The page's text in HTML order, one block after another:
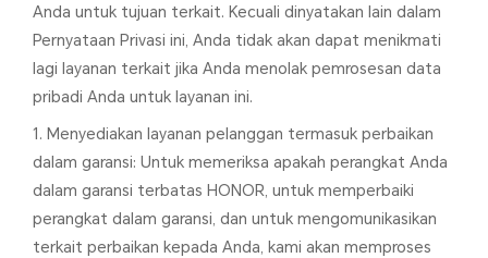
Anda untuk tujuan terkait. Kecuali dinyatakan lain dalam
Pernyataan Privasi ini, Anda tidak akan dapat menikmati
lagi layanan terkait jika Anda menolak pemrosesan data
pribadi Anda untuk layanan ini.
1. Menyediakan layanan pelanggan termasuk perbaikan
dalam garansi: Untuk memeriksa apakah perangkat Anda
dalam garansi terbatas HONOR, untuk memperbaiki
perangkat dalam garansi, dan untuk mengomunikasikan
terkait perbaikan kepada Anda, kami akan memproses